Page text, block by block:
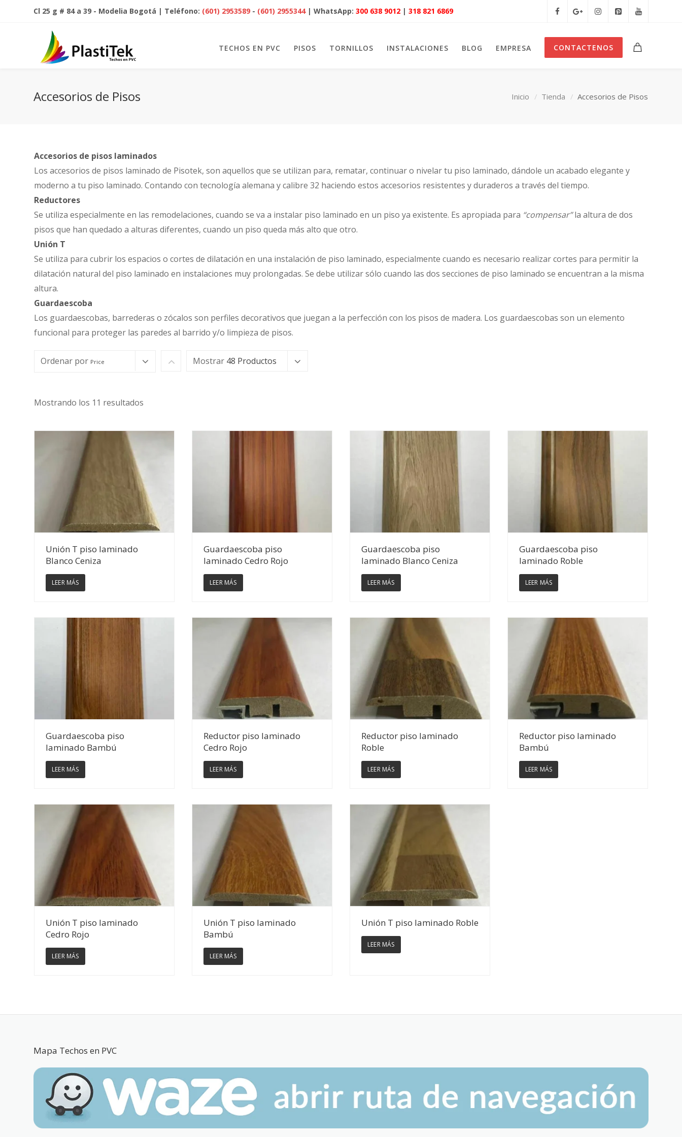
Cl 25 g # 84 a 39 - Modelia Bogotá | Teléfono: (601) 2953589 - (601) 2955344 | WhatsApp:300 638 9012 |318 821 6869
TECHOS EN PVC PISOS TORNILLOS INSTALACIONES BLOG EMPRESA CONTACTENOS
Accesorios de Pisos Inicio Tienda Accesorios de Pisos
Accesorios de pisos laminados
Los accesorios de pisos laminado de Pisotek, son aquellos que se utilizan para, rematar, continuar o nivelar tu piso laminado, dándole un acabado elegante y
moderno a tu piso laminado. Contando con tecnología alemana y calibre 32 haciendo estos accesorios resistentes y duraderos a través del tiempo.
Reductores
Se utiliza especialmente en las remodelaciones, cuando se va a instalar piso laminado en un piso ya existente. Es apropiada para “compensar”la altura de dos
pisos que han quedado a alturas diferentes, cuando un piso queda más alto que otro.
Unión T
Se utiliza para cubrir los espacios o cortes de dilatación en una instalación de piso laminado, especialmente cuando es necesario realizar cortes para permitir la
dilatación natural del piso laminado en instalaciones muy prolongadas. Se debe utilizar sólo cuando las dos secciones de piso laminado se encuentran a la misma
altura.
Guardaescoba
Los guardaescobas, barrederas o zócalos son perfiles decorativos que juegan a la perfección con los pisos de madera. Los guardaescobas son un elemento
funcional para proteger las paredes al barrido y/o limpieza de pisos.
Ordenar por Price Mostrar 48 Productos
Mostrando los 11 resultados
Ver Detalles
Unión T piso laminado
Blanco Ceniza
LEER MÁS
Ver Detalles
Guardaescoba piso
laminado Cedro Rojo
LEER MÁS
Ver Detalles
Guardaescoba piso
laminado Blanco Ceniza
LEER MÁS
Ver Detalles
Guardaescoba piso
laminado Roble
LEER MÁS
Ver Detalles
Guardaescoba piso
laminado Bambú
LEER MÁS
Ver Detalles
Reductor piso laminado
Cedro Rojo
LEER MÁS
Ver Detalles
Reductor piso laminado
Roble
LEER MÁS
Ver Detalles
Reductor piso laminado
Bambú
LEER MÁS
Ver Detalles
Unión T piso laminado
Cedro Rojo
LEER MÁS
Ver Detalles
Unión T piso laminado
Bambú
LEER MÁS
Ver Detalles
Unión T piso laminado Roble
LEER MÁS
Mapa Techos en PVC